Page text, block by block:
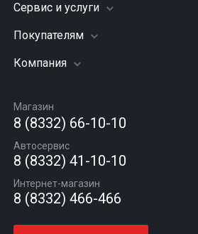
Шины
Грузовые шины
Диски
Автомасла
Сервис и услуги
Заправка кондиционера
Подвеска (ходовая часть)
Шиномонтаж
Покупателям
Акции
Гарантии и возврат
Компания
Вакансии
Новости
Статьи
Контакты
Магазин
8 (8332) 66-10-10
Автосервис
8 (8332) 41-10-10
Интернет-магазин
8 (8332) 466-466